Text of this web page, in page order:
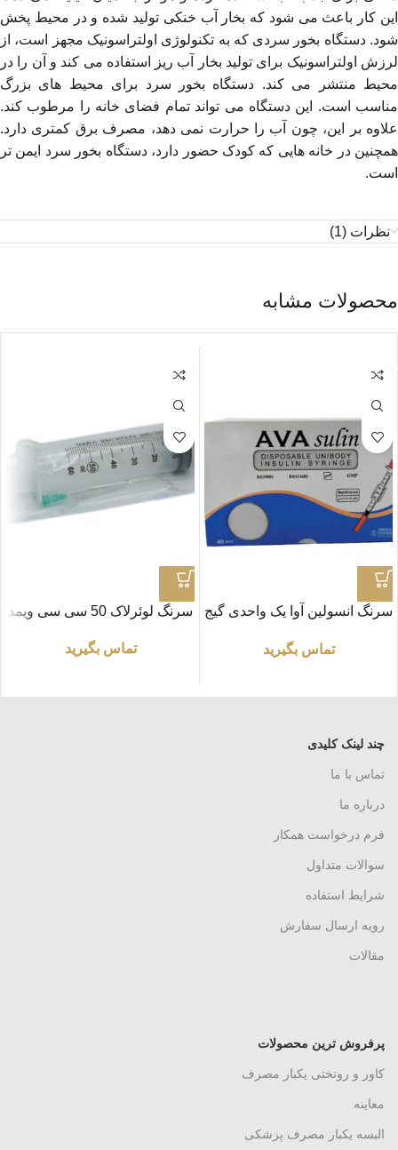
این کار باعث می شود که بخار آب خنکی تولید شده و در محیط پخش
شود. دستگاه بخور سردی که به تکنولوژی اولتراسونیک مجهز است، از
لرزش اولتراسونیک برای تولید بخار آب ریز استفاده می کند و آن را در
محیط منتشر می کند. دستگاه بخور سرد برای محیط های بزرگ
مناسب است. این دستگاه می تواند تمام فضای خانه را مرطوب کند.
علاوه بر این، چون آب را حرارت نمی دهد، مصرف برق کمتری دارد.
همچنین در خانه هایی که کودک حضور دارد، دستگاه بخور سرد ایمن تر
است.
نظرات (1)
محصولات مشابه
سرنگ انسولین آوا یک واحدی گیج
تماس بگیرید
سرنگ لوئرلاک 50 سی سی ویمد
تماس بگیرید
چند لینک کلیدی
تماس با ما
درباره ما
فرم درخواست همکار
سوالات متداول
شرایط استفاده
رویه ارسال سفارش
مقالات
پرفروش ترین محصولات
کاور و روتختی یکبار مصرف
معاینه
البسه یکبار مصرف پزشکی